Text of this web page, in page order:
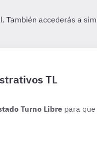
TL
Turno Libre para